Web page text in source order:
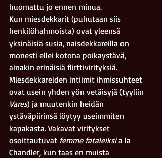
huomattu jo ennen minua.
Kun miesdekkarit (puhutaan siis
henkilöhahmoista) ovat yleensä
yksinäisiä susia, naisdekkareilla on
monesti ellei kotona poikaystävä,
ainakin erinäisiä flirttivirityksiä.
Miesdekkareiden intiimit ihmissuhteet
ovat usein yhden yön vetäisyjä (tyyliin
Vares) ja muutenkin heidän
ystäväpiirinsä löytyy useimmiten
kapakasta. Vakavat viritykset
osoittautuvat femme fataleiksi a la
Chandler, kun taas en muista